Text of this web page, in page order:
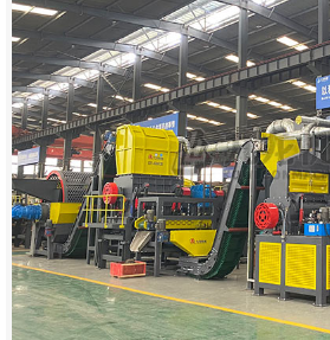
限
公
司
豫
ICP
备
19020390
号-1